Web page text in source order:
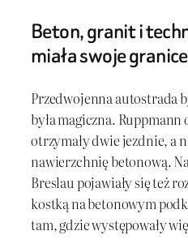
Beton, granit i
miała swoje granice
Przedwojenna autostrada
była magiczna.
otrzymały dwie jezdnie, a
nawierzchnię betonową.
Breslau pojawiały się też
kostką na betonowym
tam, gdzie występowały